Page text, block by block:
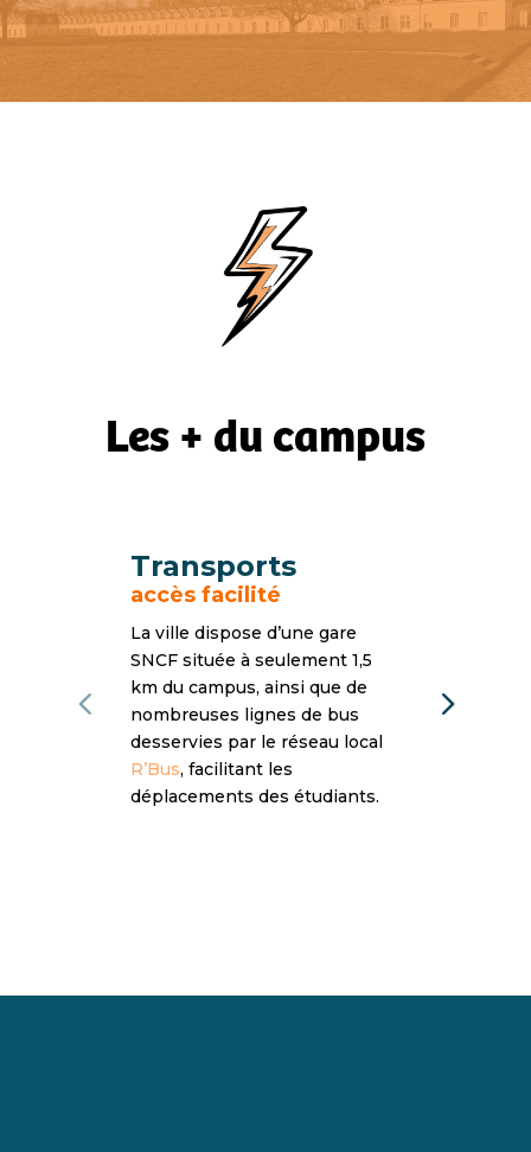
Les + du campus
Transports
accès facilité
La ville dispose d’une gare
SNCF située à seulement 1,5
km du campus, ainsi que de
nombreuses lignes de bus
desservies par le réseau local
R’Bus, facilitant les
déplacements des étudiants.